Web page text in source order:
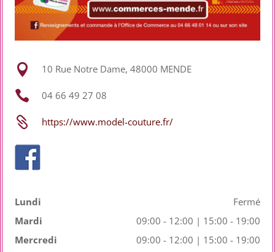
 10 Rue Notre Dame, 48000 MENDE
 04 66 49 27 08
 https://www.model-couture.fr/
Lundi
Fermé
Mardi
09:00 - 12:00 | 15:00 - 19:00
Mercredi
09:00 - 12:00 | 15:00 - 19:00